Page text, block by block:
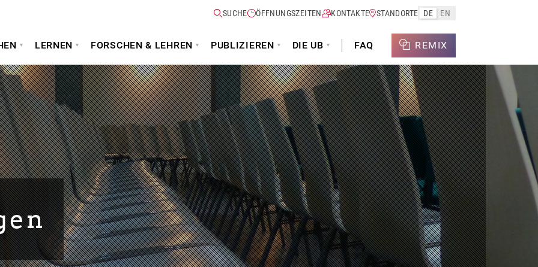
SUCHE ÖFFNUNGSZEITEN KONTAKTE STANDORTE DE EN
LERNEN FORSCHEN & LEHREN PUBLIZIEREN DIE UB FAQ REMIX